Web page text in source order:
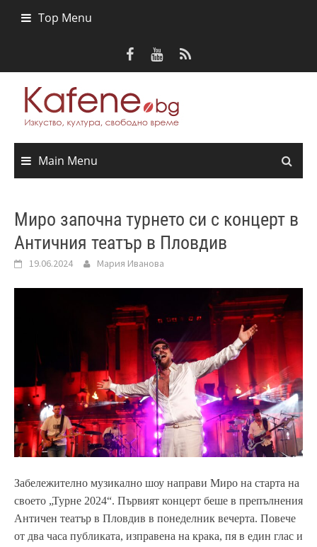
Top Menu
Main Menu
Миро започна турнето си с концерт в
Античния театър в Пловдив
19.06.2024 Мария Иванова
Забележително музикално шоу направи Миро на старта на
своето „Турне 2024“. Първият концерт беше в препълнения
Античен театър в Пловдив в понеделник вечерта. Повече
от два часа публиката, изправена на крака, пя в един глас и